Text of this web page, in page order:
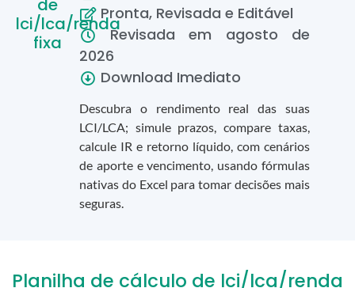
de
lci/lca/renda
fixa
Pronta, Revisada e Editável
Revisada em agosto de
2026
Download Imediato
Descubra o rendimento real das suas
LCI/LCA; simule prazos, compare taxas,
calcule IR e retorno líquido, com cenários
de aporte e vencimento, usando fórmulas
nativas do Excel para tomar decisões mais
seguras.
Planilha de cálculo de lci/lca/renda